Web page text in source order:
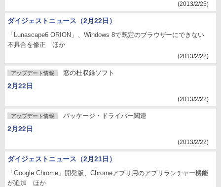
(2013/2/25)
ダイジェストニュース（2月22日）
「Lunascape6 ORION」、Windows 8で既定のブラウザーにできない
不具合を修正 ほか
(2013/2/22)
アップデート情報 窓の杜収録ソフト
2月22日
(2013/2/22)
アップデート情報 パッケージ・ドライバー関連
2月22日
(2013/2/22)
ダイジェストニュース（2月21日）
「Google Chrome」開発版、Chromeアプリ用のアプリランチャー機能
が追加 ほか